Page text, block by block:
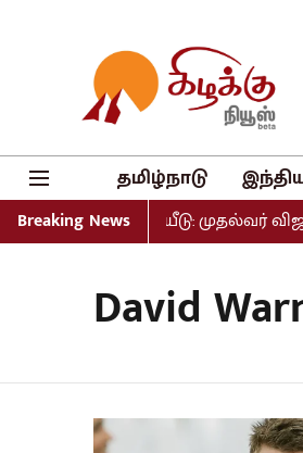
தமிழ்நாடு
Breaking News
பட்டியல் வெளியீடு: முதல்வர்
David